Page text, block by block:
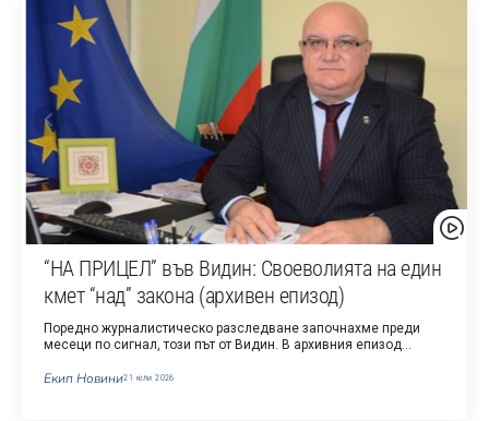
“НА ПРИЦЕЛ” във Видин: Своеволията на един
кмет “над” закона (архивен епизод)
Поредно журналистическо разследване започнахме преди
месеци по сигнал, този път от Видин. В архивния епизод…
Екип Новини21 юли 2026